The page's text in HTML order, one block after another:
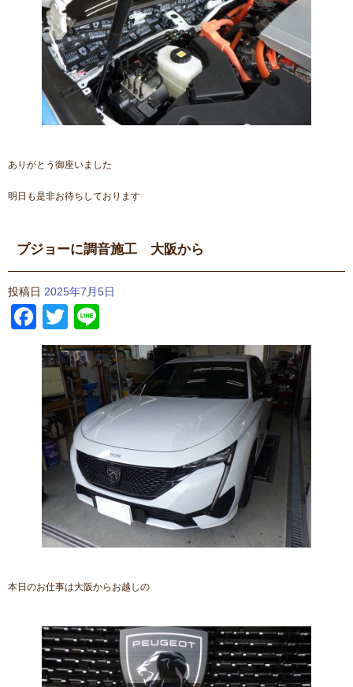
ありがとう御座いました
明日も是非お待ちしております
プジョーに調音施工 大阪から
投稿日 2025年7月5日
Facebook
Twitter
本日のお仕事は大阪からお越しの